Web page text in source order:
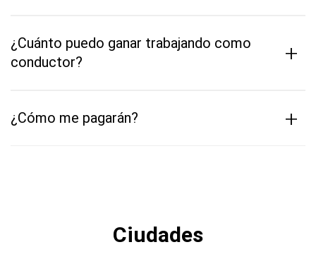
¿Cuánto puedo ganar trabajando como
conductor?
+
¿Cómo me pagarán? +
Ciudades